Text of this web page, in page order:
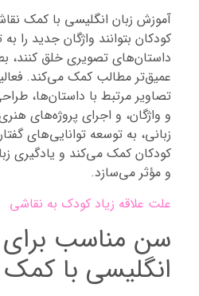
آموزش زبان انگلیسی با کمک
کودکان بتوانند واژگان جدید را
داستان‌های تصویری خلق کنند،
عمیق‌تر مطالب کمک می‌کند.
تصاویر مرتبط با داستان‌ها،
و واژگان، و اجرای پروژه‌های
زبانی، به توسعه توانایی‌های
کودکان کمک می‌کند و یادگیری
و مؤثر می‌سازد.
علت علاقه زیاد کودک به نقاشی
سن مناسب برای
انگلیسی با